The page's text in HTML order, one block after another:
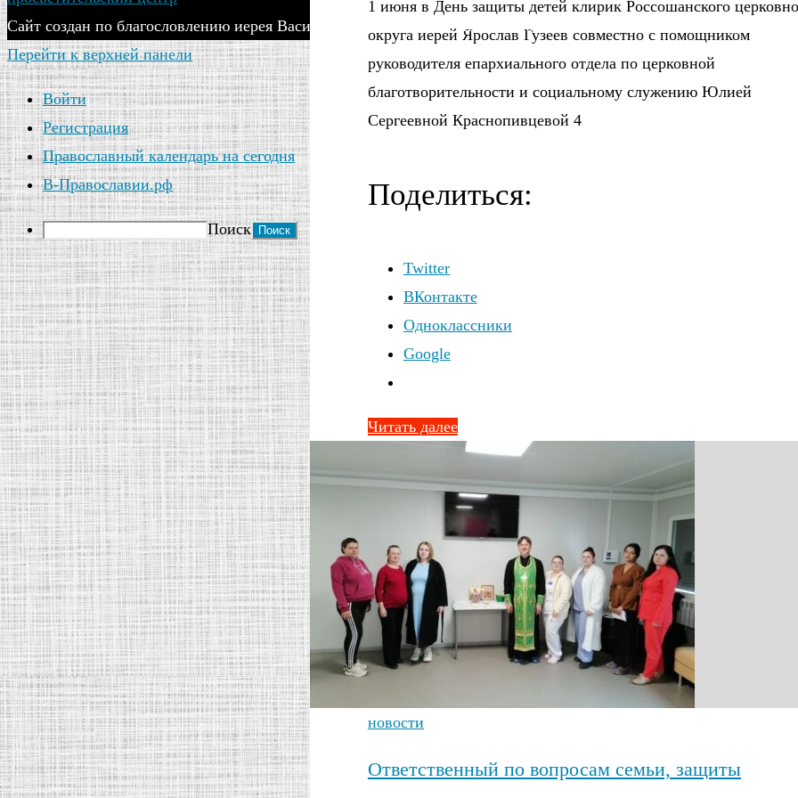
1 июня в День защиты детей клирик Россошанского
округа иерей Ярослав Гузеев совместно с помощником
руководителя епархиального отдела по церковной
благотворительности и социальному служению Юлией
Сергеевной Краснопивцевой 4
Поделиться:
Twitter
ВКонтакте
Одноклассники
Google
Читать далее
новости
Ответственный по вопросам семьи, защиты
Сайт создан по благословлению иерея Василия Яковлева - благочинного Россошанского Церковного округа.
Перейти к верхней панели
Войти
Регистрация
Православный календарь на сегодня
В-Православии.рф
Поиск